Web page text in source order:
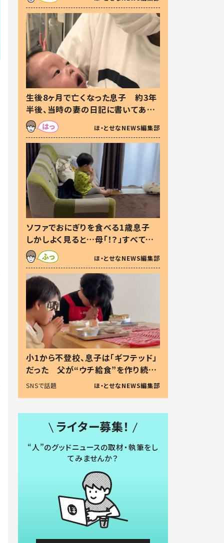
生後8ヶ月で亡くなった息子 約3年
半後、当時の妻の日記に書いてあっ
た本音とは
ほ・とせなNEWS編集部
ソファでおにぎりを食べる1歳息子
しかしよく見ると…母「！？」すべてを
察した母の投稿に「可愛いから許
す！」「現行犯〜」
ほ・とせなNEWS編集部
小1から不登校、息子は「ギフテッド」
だった 父が“ウチ給食”を作り続け
る理由とは #令和の親 #令和の子
SNSで話題 ほ・とせなNEWS編集部
ライター募集！
“人”のグッドニュースの取材・執筆をし
てみませんか？